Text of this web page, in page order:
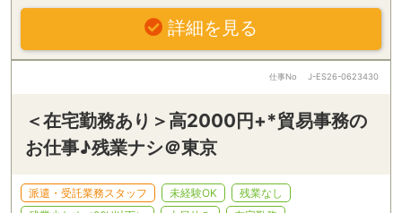
詳細を見る
仕事No J-ES26-0623430
＜在宅勤務あり＞高2000円+*貿易事務の
お仕事♪残業ナシ＠東京
派遣・受託業務スタッフ 未経験OK
残業なし